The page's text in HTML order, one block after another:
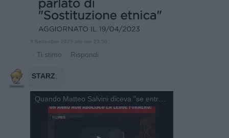
9 Settembre 2025 alle ore 23:50
· Ti stimo · Rispondi
STARZ:
Quando Matteo Salvini diceva "se entro un anno non tolgo la legge Fornero spernacchiatemi"